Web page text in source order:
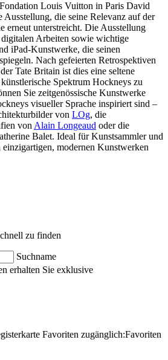
Louis Vuitton in Paris David
Ausstellung, die seine Relevanz auf der
erneut unterstreicht. Die Ausstellung
digitalen Arbeiten sowie wichtige
iPad-Kunstwerke, die seinen
Nach gefeierten Retrospektiven
Tate Britain ist dies eine seltene
Spektrum Hockneys zu
Sie zeitgenössische Kunstwerke
visueller Sprache inspiriert sind –
von LOg, die
vonAlain Longeaud oder die
Balet. Ideal für Kunstsammler und
einzigartigen, modernen Kunstwerken
zu finden
Suchname
erhalten Sie exklusive
Favoriten zugänglich:Favoriten